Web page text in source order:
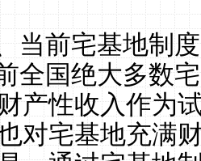
当前宅基地制
全国绝大多数
产性收入作为
对宅基地充满